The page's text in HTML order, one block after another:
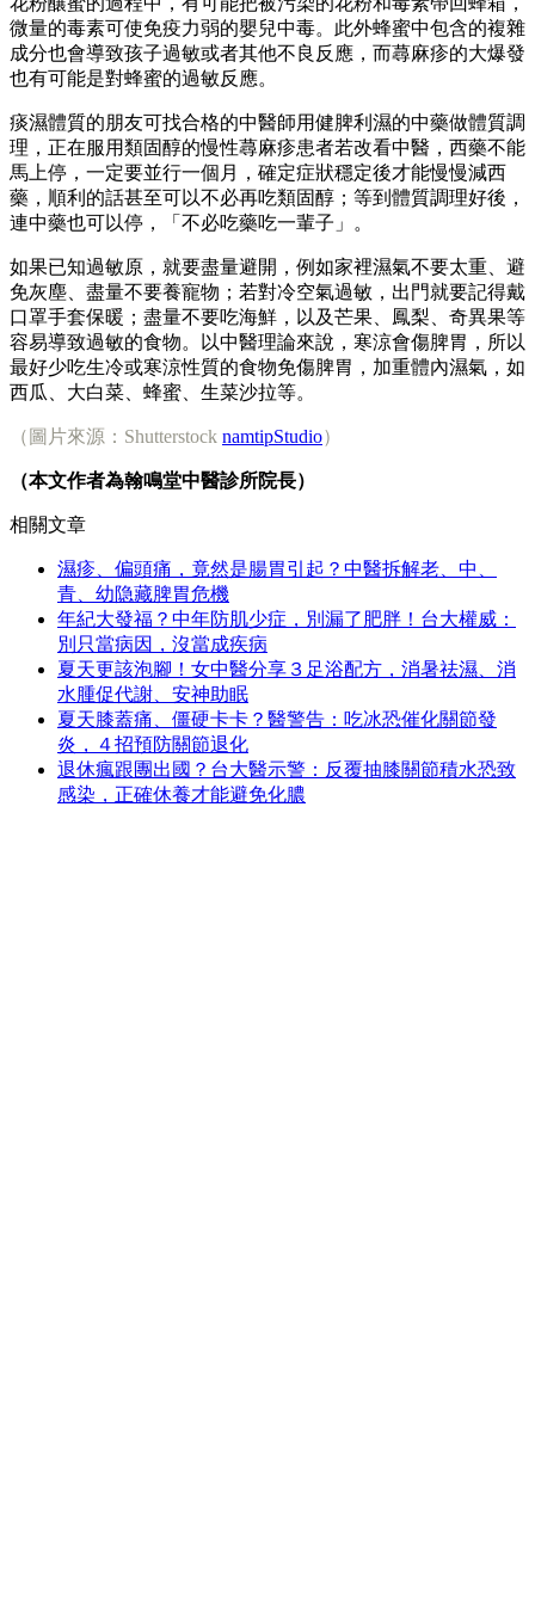
微量的毒素可使免疫力弱的嬰兒中毒。此外蜂蜜中包含的複雜
成分也會導致孩子過敏或者其他不良反應，而蕁麻疹的大爆發
也有可能是對蜂蜜的過敏反應。
痰濕體質的朋友可找合格的中醫師用健脾利濕的中藥做體質調
理，正在服用類固醇的慢性蕁麻疹患者若改看中醫，西藥不能
馬上停，一定要並行一個月，確定症狀穩定後才能慢慢減西
藥，順利的話甚至可以不必再吃類固醇；等到體質調理好後，
連中藥也可以停，「不必吃藥吃一輩子」。
如果已知過敏原，就要盡量避開，例如家裡濕氣不要太重、避
免灰塵、盡量不要養寵物；若對冷空氣過敏，出門就要記得戴
口罩手套保暖；盡量不要吃海鮮，以及芒果、鳳梨、奇異果等
容易導致過敏的食物。以中醫理論來說，寒涼會傷脾胃，所以
最好少吃生冷或寒涼性質的食物免傷脾胃，加重體內濕氣，如
西瓜、大白菜、蜂蜜、生菜沙拉等。
（圖片來源：Shutterstock namtipStudio）
（本文作者為翰鳴堂中醫診所院長）
相關文章
濕疹、偏頭痛，竟然是腸胃引起？中醫拆解老、中、
青、幼隐藏脾胃危機
年紀大發福？中年防肌少症，別漏了肥胖！台大權威：
別只當病因，沒當成疾病
夏天更該泡腳！女中醫分享３足浴配方，消暑祛濕、消
水腫促代謝、安神助眠
夏天膝蓋痛、僵硬卡卡？醫警告：吃冰恐催化關節發
炎，４招預防關節退化
退休瘋跟團出國？台大醫示警：反覆抽膝關節積水恐致
感染，正確休養才能避免化膿